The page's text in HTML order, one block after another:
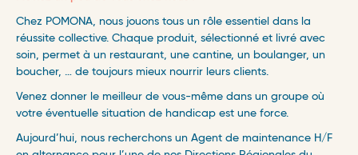
Chez POMONA, nous jouons tous un rôle essentiel dans la
réussite collective. Chaque produit, sélectionné et livré avec
soin, permet à un restaurant, une cantine, un boulanger, un
boucher, … de toujours mieux nourrir leurs clients.
Venez donner le meilleur de vous-même dans un groupe où
votre éventuelle situation de handicap est une force.
Aujourd’hui, nous recherchons un Agent de maintenance H/F